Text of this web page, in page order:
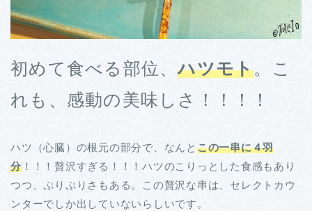
初めて食べる部位、ハツモト。こ
れも、感動の美味しさ！！！！
ハツ（心臓）の根元の部分で、なんと この一串に４羽
分！！！贅沢すぎる！！！ハツのこりっとした食感もあり
つつ、ぷりぷりさもある。この贅沢な串は、セレクトカウ
ンターでしか出していないらしいです。